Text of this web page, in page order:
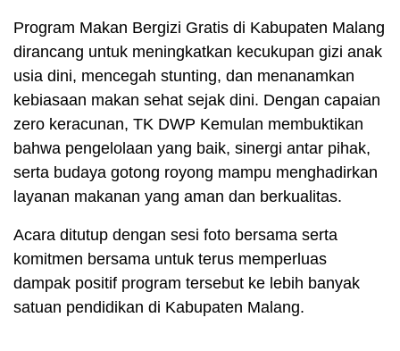
Program Makan Bergizi Gratis di Kabupaten Malang
dirancang untuk meningkatkan kecukupan gizi anak
usia dini, mencegah stunting, dan menanamkan
kebiasaan makan sehat sejak dini. Dengan capaian
zero keracunan, TK DWP Kemulan membuktikan
bahwa pengelolaan yang baik, sinergi antar pihak,
serta budaya gotong royong mampu menghadirkan
layanan makanan yang aman dan berkualitas.
Acara ditutup dengan sesi foto bersama serta
komitmen bersama untuk terus memperluas
dampak positif program tersebut ke lebih banyak
satuan pendidikan di Kabupaten Malang.